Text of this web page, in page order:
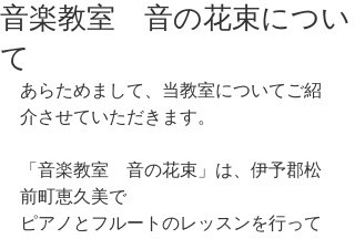
音楽教室 音の花束につい
て
あらためまして、当教室についてご紹
介させていただきます。
「音楽教室　音の花束」は、伊予郡松
前町恵久美で
ピアノとフルートのレッスンを行って